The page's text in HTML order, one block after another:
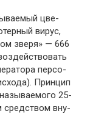
цве­
вирус,
зверя» — 666
персо­
Прин­цип
25-
средством вну­